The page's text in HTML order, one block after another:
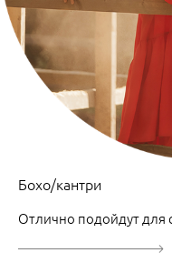
Бохо/кантри
Отлично подойдут